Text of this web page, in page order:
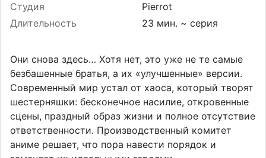
Студия
Pierrot
Длительность
23 мин. ~ серия
Они снова здесь… Хотя нет, это уже не те самые
безбашенные братья, а их «улучшенные» версии.
Современный мир устал от хаоса, который творят
шестерняшки: бесконечное насилие, откровенные
сцены, праздный образ жизни и полное отсутствие
ответственности. Производственный комитет
аниме решает, что пора навести порядок и